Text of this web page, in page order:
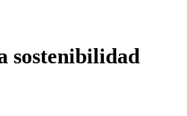
sostenibilidad